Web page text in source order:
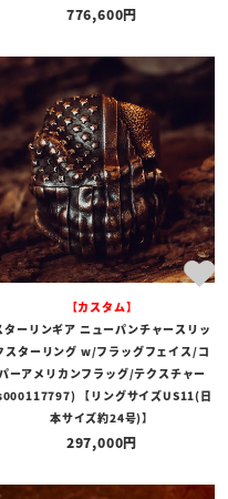
776,600
【カスタム】
ターリンギア ニューパンチャースリッ
スターリング w/フラッグフェイス/コ
パーアメリカンフラッグ/テクスチャー
【リングサイズUS11(日
本サイズ約24号)】
297,000